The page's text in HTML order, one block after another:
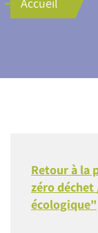
Retour à la
zéro déchet
écologique"